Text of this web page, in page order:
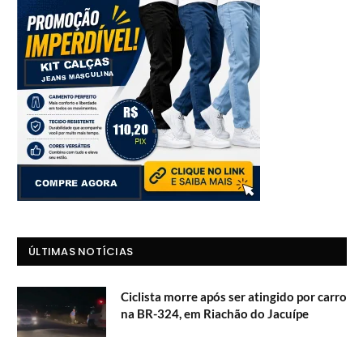
ÚLTIMAS NOTÍCIAS
Ciclista morre após ser atingido por carro
na BR-324, em Riachão do Jacuípe